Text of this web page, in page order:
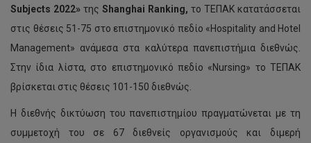
Subjects 2022» της Shanghai Ranking, το ΤΕΠΑΚ κατατάσσεται
στις θέσεις 51-75 στο επιστημονικό πεδίο «Hospitality and Hotel
Management» ανάμεσα στα καλύτερα πανεπιστήμια διεθνώς.
Στην ίδια λίστα, στο επιστημονικό πεδίο «Nursing» το ΤΕΠΑΚ
βρίσκεται στις θέσεις 101-150 διεθνώς.
Η διεθνής δικτύωση του πανεπιστημίου πραγματώνεται με τη
συμμετοχή του σε 67 διεθνείς οργανισμούς και διμερή